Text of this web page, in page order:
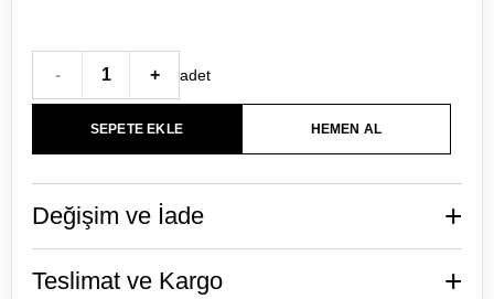
- 1 + adet
Değişim ve İade +
Teslimat ve Kargo +